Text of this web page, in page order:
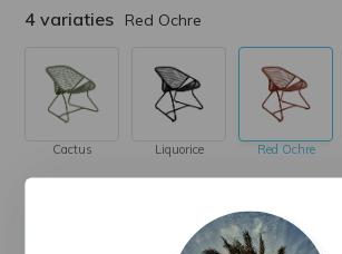
4 variaties Red Ochre
Cactus Liquorice Red Ochre
Snelle levering in heel Nederland